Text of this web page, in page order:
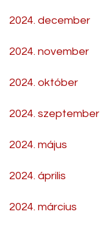
2024. december
2024. november
2024. október
2024. szeptember
2024. május
2024. április
2024. március